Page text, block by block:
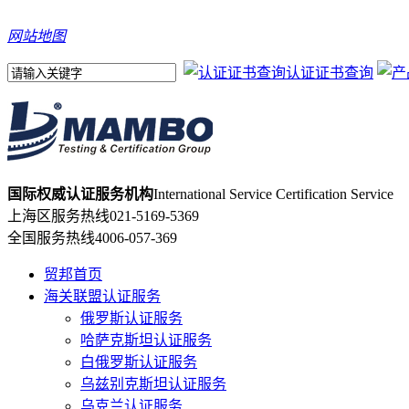
网站地图
认证证书查询
国际权威认证服务机构International Service Certification Service
上海区服务热线021-5169-5369
全国服务热线4006-057-369
贸邦首页
海关联盟认证服务
俄罗斯认证服务
哈萨克斯坦认证服务
白俄罗斯认证服务
乌兹别克斯坦认证服务
乌克兰认证服务